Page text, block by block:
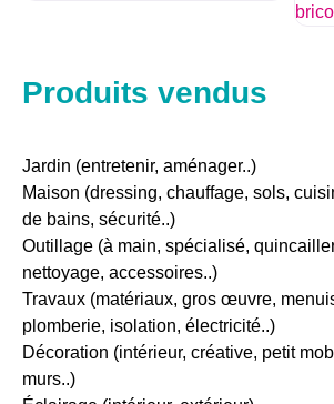
Produits vendus
Jardin (entretenir, aménager..)
Maison (dressing, chauffage, sols,
de bains, sécurité..)
Outillage (à main, spécialisé,
nettoyage, accessoires..)
Travaux (matériaux, gros œuvre,
plomberie, isolation, électricité..)
Décoration (intérieur, créative, petit
murs..)